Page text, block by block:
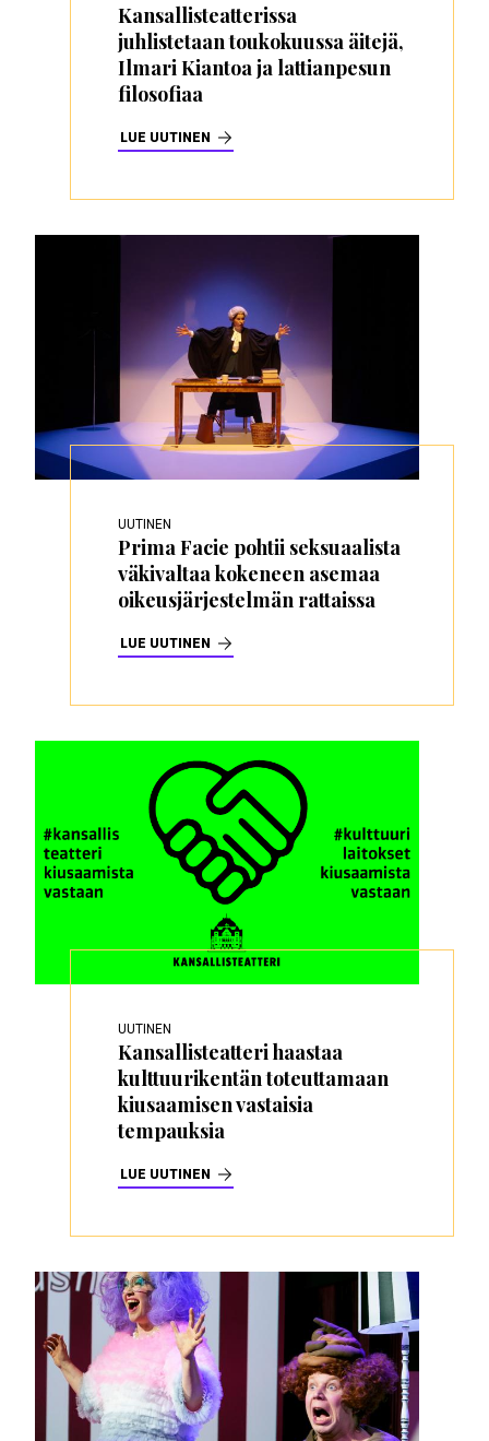
Kansallisteatterissa
juhlistetaan toukokuussa äitejä,
Ilmari Kiantoa ja lattianpesun
filosofiaa
LUE UUTINEN
UUTINEN
Prima Facie pohtii seksuaalista
väkivaltaa kokeneen asemaa
oikeusjärjestelmän rattaissa
LUE UUTINEN
UUTINEN
Kansallisteatteri haastaa
kulttuurikentän toteuttamaan
kiusaamisen vastaisia
tempauksia
LUE UUTINEN